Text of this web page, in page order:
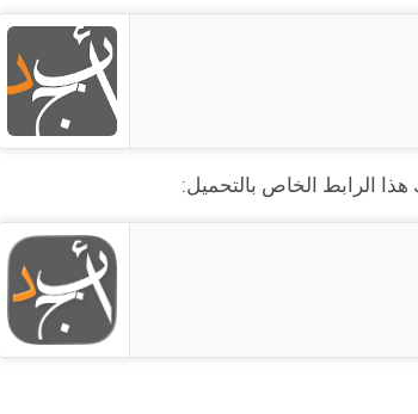
هذا الرابط الخاص بالتحميل: